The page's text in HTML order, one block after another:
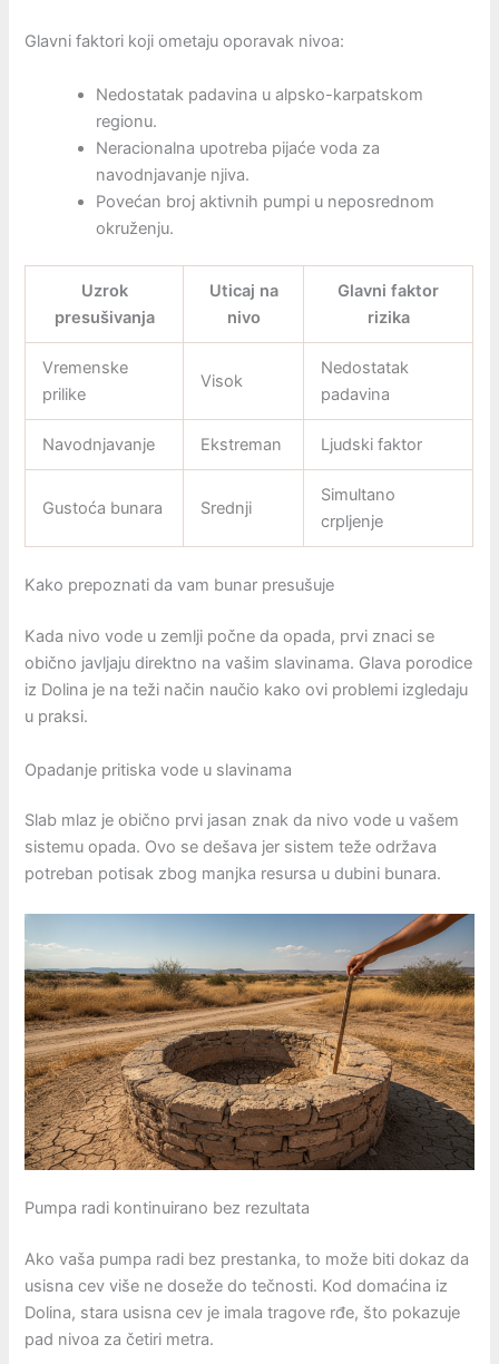
Glavni faktori koji ometaju oporavak nivoa:
Nedostatak padavina u alpsko-karpatskom
regionu.
Neracionalna upotreba pijaće voda za
navodnjavanje njiva.
Povećan broj aktivnih pumpi u neposrednom
okruženju.
Uzrok
presušivanja
Uticaj na
nivo
Glavni faktor
rizika
Vremenske
prilike
Visok
Nedostatak
padavina
Navodnjavanje Ekstreman Ljudski faktor
Gustoća bunara Srednji
Simultano
crpljenje
Kako prepoznati da vam bunar presušuje
Kada nivo vode u zemlji počne da opada, prvi znaci se
obično javljaju direktno na vašim slavinama. Glava porodice
iz Dolina je na teži način naučio kako ovi problemi izgledaju
u praksi.
Opadanje pritiska vode u slavinama
Slab mlaz je obično prvi jasan znak da nivo vode u vašem
sistemu opada. Ovo se dešava jer sistem teže održava
potreban potisak zbog manjka resursa u dubini bunara.
Pumpa radi kontinuirano bez rezultata
Ako vaša pumpa radi bez prestanka, to može biti dokaz da
usisna cev više ne doseže do tečnosti. Kod domaćina iz
Dolina, stara usisna cev je imala tragove rđe, što pokazuje
pad nivoa za četiri metra.